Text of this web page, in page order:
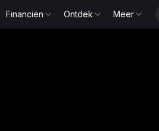
Financiën Ontdek Meer